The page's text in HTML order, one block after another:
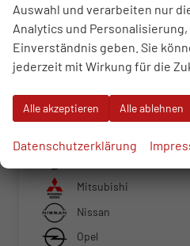
Fiat
Ford
Hyundai
Kia
Mitsubishi
Nissan
Opel
Auswahl und verarbeiten nur
Analytics und
Einverständnis geben. Sie
jederzeit mit Wirkung für die
Alle akzeptieren Alle ablehnen
Datenschutzerklärung